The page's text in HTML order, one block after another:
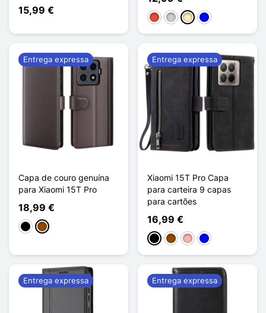
15,99 €
Vermelho
PrataOuroAzul
Capa de couro genuína
para Xiaomi 15T Pro
18,99 €
PretoCastanho
Entrega expressa
Xiaomi 15T Pro Capa
para carteira 9 capas
para cartões
16,99 €
PretoCastanho
Ouro rosa
Azul
Entrega expressa
Entrega expressa Entrega expressa